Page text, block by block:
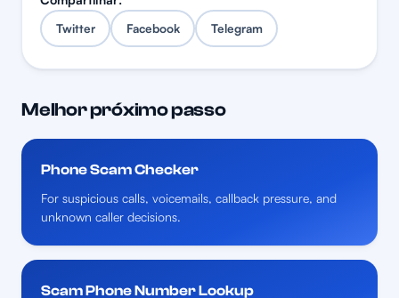
Twitter
Facebook Telegram
Melhor próximo passo
Phone Scam Checker
For suspicious calls, voicemails, callback pressure, and
unknown caller decisions.
Scam Phone Number Lookup